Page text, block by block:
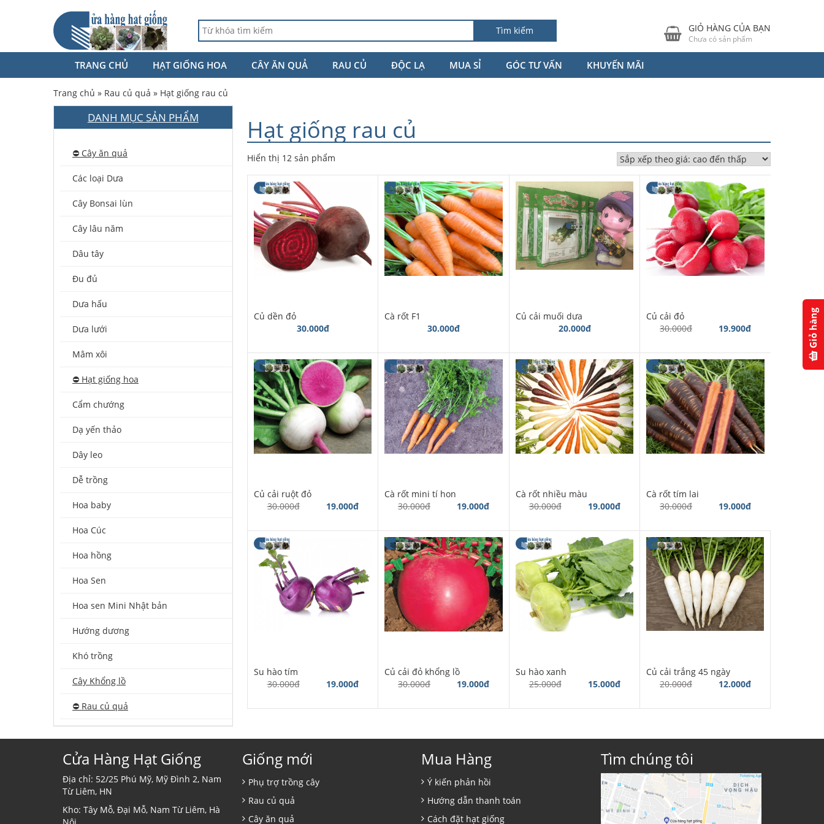
Tìm kiếm GIỎ HÀNG CỦA BẠN
Chưa có sản phẩm
TRANG CHỦ HẠT GIỐNG HOA CÂY ĂN QUẢ RAU CỦ ĐỘC LẠ MUA SỈ GÓC TƯ VẤN KHUYẾN MÃI
Trang chủ » Rau củ quả » Hạt giống rau củ
Hạt giống rau củ
Hiển thị 12 sản phẩm
Củ dền đỏ
30.000đ
Cà rốt F1
30.000đ
Củ cải muối dưa
20.000đ
Củ cải đỏ
30.000đ
19.900đ
Củ cải ruột đỏ
30.000đ
19.000đ
Cà rốt mini tí hon
30.000đ
19.000đ
Cà rốt nhiều màu
30.000đ
19.000đ
Cà rốt tím lai
30.000đ
19.000đ
Su hào tím
30.000đ
19.000đ
Củ cải đỏ khổng lồ
30.000đ
19.000đ
Su hào xanh
25.000đ
15.000đ
Củ cải trắng 45 ngày
20.000đ
12.000đ
DANH MỤC SẢN PHẨM
⛔️ Cây ăn quả
Các loại Dưa
Cây Bonsai lùn
Cây lâu năm
Dâu tây
Đu đủ
Dưa hấu
Dưa lưới
Mâm xôi
⛔️ Hạt giống hoa
Cẩm chướng
Dạ yến thảo
Dây leo
Dễ trồng
Hoa baby
Hoa Cúc
Hoa hồng
Hoa Sen
Hoa sen Mini Nhật bản
Hướng dương
Khó trồng
Cây Khổng lồ
⛔️ Rau củ quả
Cửa Hàng Hạt Giống
Địa chỉ: 52/25 Phú Mỹ, Mỹ Đình 2, Nam
Từ Liêm, HN
Kho: Tây Mỗ, Đại Mỗ, Nam Từ Liêm, Hà
Giống mới
Phụ trợ trồng cây
Rau củ quả
Cây ăn quả
Mua Hàng
Ý kiến phản hồi
Hướng dẫn thanh toán
Cách đặt hạt giống
Tìm chúng tôi
Giỏ hàng